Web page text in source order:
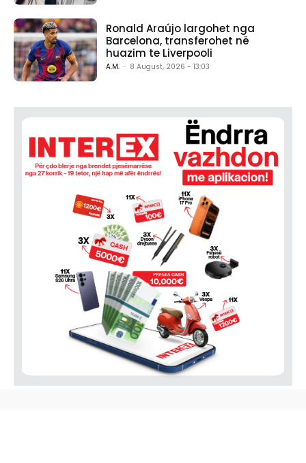
Ronald Araújo largohet nga
Barcelona, transferohet në
huazim te Liverpooli
A.M. - 8 August, 2026 - 13:03